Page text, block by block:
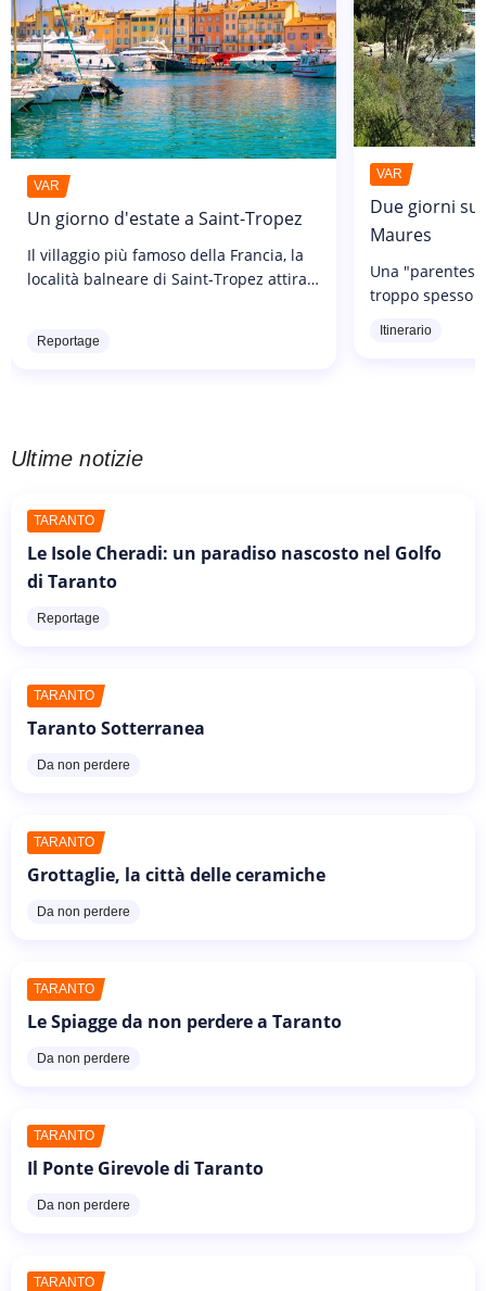
VAR
Un giorno d'estate a Saint-Tropez
Il villaggio più famoso della Francia, la
località balneare di Saint-Tropez attira
visti i suoi numerosi...
Reportage
VAR
Due giorni
Maures
Una
troppo spesso
Itinerario
Ultime notizie
TARANTO
Le Isole Cheradi: un paradiso nascosto nel Golfo
di Taranto
Reportage
TARANTO
Taranto Sotterranea
Da non perdere
TARANTO
Grottaglie, la città delle ceramiche
Da non perdere
TARANTO
Le Spiagge da non perdere a Taranto
Da non perdere
TARANTO
Il Ponte Girevole di Taranto
Da non perdere
TARANTO